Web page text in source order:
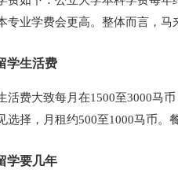
专业学费会更高。整体而言，
学生活费
活费大致每月在1500至3000马
选择，月租约500至1000马币。
学要几年